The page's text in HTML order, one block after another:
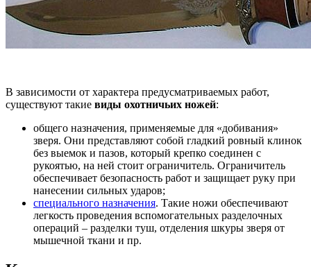
В зависимости от характера предусматриваемых работ,
существуют такие виды охотничьих ножей:
общего назначения, применяемые для «добивания»
зверя. Они представляют собой гладкий ровный клинок
без выемок и пазов, который крепко соединен с
рукоятью, на ней стоит ограничитель. Ограничитель
обеспечивает безопасность работ и защищает руку при
нанесении сильных ударов;
специального назначения. Такие ножи обеспечивают
легкость проведения вспомогательных разделочных
операций – разделки туш, отделения шкуры зверя от
мышечной ткани и пр.